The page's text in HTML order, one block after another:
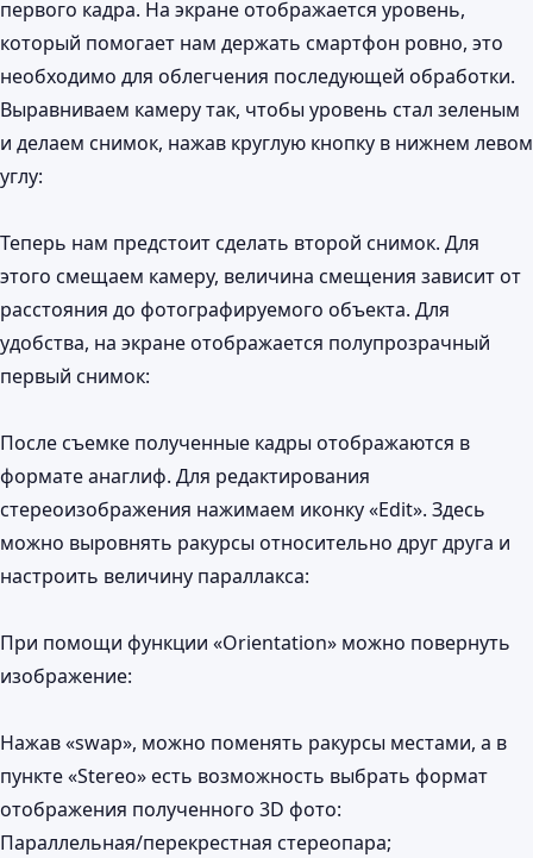
первого кадра. На экране отображается уровень,
который помогает нам держать смартфон ровно, это
необходимо для облегчения последующей обработки.
Выравниваем камеру так, чтобы уровень стал зеленым
и делаем снимок, нажав круглую кнопку в нижнем левом
углу:
Теперь нам предстоит сделать второй снимок. Для
этого смещаем камеру, величина смещения зависит от
расстояния до фотографируемого объекта. Для
удобства, на экране отображается полупрозрачный
первый снимок:
После съемке полученные кадры отображаются в
формате анаглиф. Для редактирования
стереоизображения нажимаем иконку «Edit». Здесь
можно выровнять ракурсы относительно друг друга и
настроить величину параллакса:
При помощи функции «Orientation» можно повернуть
изображение:
Нажав «swap», можно поменять ракурсы местами, а в
пункте «Stereo» есть возможность выбрать формат
отображения полученного 3D фото:
Параллельная/перекрестная стереопара;